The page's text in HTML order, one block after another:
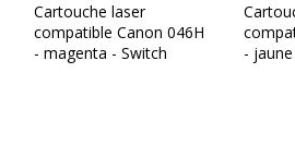
0.005 kgCartouche laser
compatible Canon 046H
- magenta - Switch
-